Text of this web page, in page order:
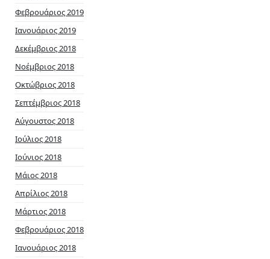
Φεβρουάριος 2019
Ιανουάριος 2019
Δεκέμβριος 2018
Νοέμβριος 2018
Οκτώβριος 2018
Σεπτέμβριος 2018
Αύγουστος 2018
Ιούλιος 2018
Ιούνιος 2018
Μάιος 2018
Απρίλιος 2018
Μάρτιος 2018
Φεβρουάριος 2018
Ιανουάριος 2018